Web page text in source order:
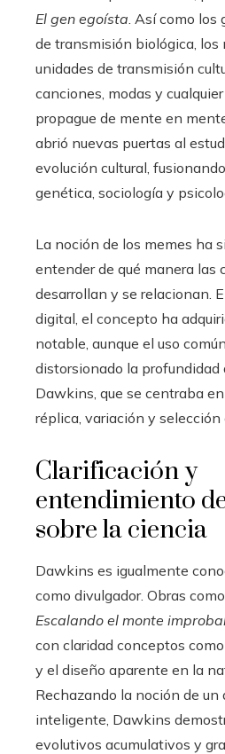
El gen egoísta . Así como
de transmisión biológica, los
unidades de transmisión
canciones, modas y
propague de mente en
abrió nuevas puertas al
evolución cultural,
genética, sociología y
La noción de los memes ha
entender de qué manera las
desarrollan y se relacionan.
digital, el concepto ha
notable, aunque el uso
distorsionado la profundidad
Dawkins, que se centraba
réplica, variación y selección
Clarificación y
entendimiento
sobre la ciencia
Dawkins es igualmente
como divulgador. Obras como
Escalando el monte
con claridad conceptos
y el diseño aparente en la
Rechazando la noción de un
inteligente, Dawkins
evolutivos acumulativos y